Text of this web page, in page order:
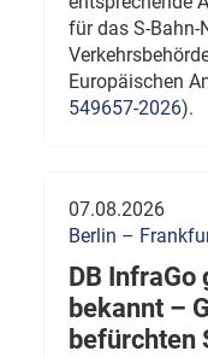
für das S-Bahn-
Europäischen
549657-2026).
07.08.2026
Berlin –
DB InfraGo
bekannt –
befürchten